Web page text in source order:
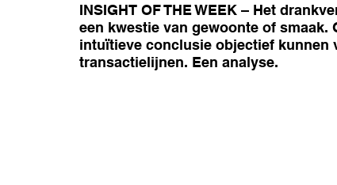
INSIGHT OF THE WEEK – Het
een kwestie van gewoonte of smaak.
intuïtieve conclusie objectief kunnen
transactielijnen. Een analyse.